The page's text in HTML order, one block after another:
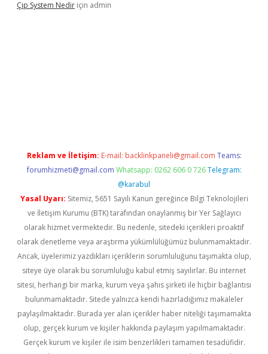
Çip System Nedir için admin
Reklam ve İletişim: E-mail: backlinkpaneli@gmail.com Teams:
forumhizmeti@gmail.com Whatsapp: 0262 606 0 726 Telegram:
@karabul
Yasal Uyarı: Sitemiz, 5651 Sayılı Kanun gereğince Bilgi Teknolojileri
ve İletişim Kurumu (BTK) tarafından onaylanmış bir Yer Sağlayıcı
olarak hizmet vermektedir. Bu nedenle, sitedeki içerikleri proaktif
olarak denetleme veya araştırma yükümlülüğümüz bulunmamaktadır.
Ancak, üyelerimiz yazdıkları içeriklerin sorumluluğunu taşımakta olup,
siteye üye olarak bu sorumluluğu kabul etmiş sayılırlar. Bu internet
sitesi, herhangi bir marka, kurum veya şahıs şirketi ile hiçbir bağlantısı
bulunmamaktadır. Sitede yalnızca kendi hazırladığımız makaleler
paylaşılmaktadır. Burada yer alan içerikler haber niteliği taşımamakta
olup, gerçek kurum ve kişiler hakkında paylaşım yapılmamaktadır.
Gerçek kurum ve kişiler ile isim benzerlikleri tamamen tesadüfidir.